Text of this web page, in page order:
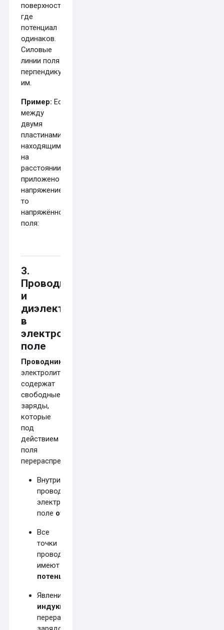
поверхности,
где
потенциал
одинаков.
Силовые
линии поля
перпендикулярны
им.
Пример: Если
между
двумя
пластинами,
находящимися
на
расстоянии
приложено
напряжение
то
напряжённость
поля:
3.
Проводники
и
диэлектрики
в
электростатическом
поле
Проводники
электролиты)
содержат
свободные
заряды,
которые
под
действием
поля
перераспределяются.
Внутри
проводника
электростатическое
поле отсутствует
Все
точки
проводника
имеют
потенциал
Явление
индукции
перераспределение